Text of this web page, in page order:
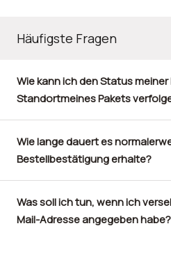
Häufigste Fragen
Wie kann ich den Status
Standortmeines Pakets
Wie lange dauert es
Bestellbestätigung erhalte?
Was soll ich tun, wenn ich
Mail-Adresse angegeben habe?